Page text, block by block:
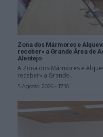
Zona dos Mármores e
receber» a Grande Área de
Alentejo
A Zona dos Mármores e
receber» a Grande...
5 Agosto, 2026 - 17:10